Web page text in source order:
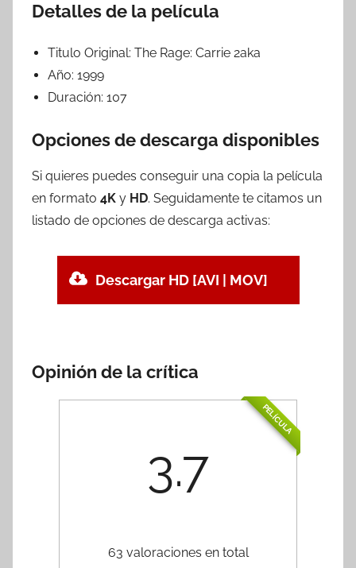
Detalles de la película
Titulo Original: The Rage: Carrie 2aka
Año: 1999
Duración: 107
Opciones de descarga disponibles
Si quieres puedes conseguir una copia la película
en formato 4K y HD. Seguidamente te citamos un
listado de opciones de descarga activas:
Descargar HD [AVI | MOV]
Opinión de la crítica
PELÍCULA
3.7
63 valoraciones en total